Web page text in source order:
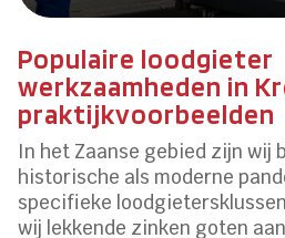
Populaire loodgieter
werkzaamheden in
praktijkvoorbeelden
In het Zaanse gebied zijn wij
historische als moderne
specifieke
wij lekkende zinken goten